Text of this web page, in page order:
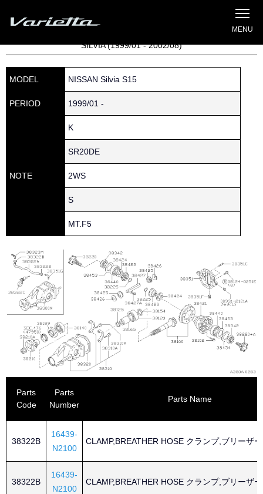
Home
Parts catalog
SILVIA (1999/01 - 2002/08)
MODEL NISSAN Silvia S15
PERIOD 1999/01 -
NOTE
K
SR20DE
2WS
S
MT.F5
Parts
Code
Parts
Number
Parts Name
38322B
16439-
N2100
CLAMP,BREATHER HOSE クランプ,ブリーザ
38322B
16439-
N2100
CLAMP,BREATHER HOSE クランプ,ブリーザ